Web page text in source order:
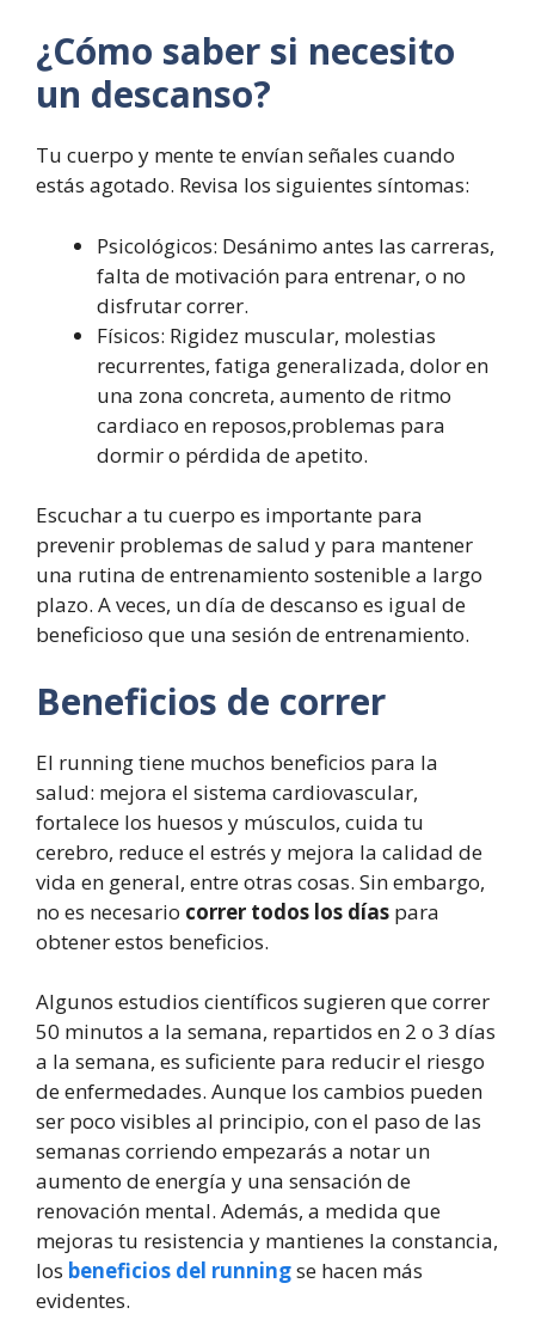
¿Cómo saber si necesito
un descanso?
Tu cuerpo y mente te envían señales cuando
estás agotado. Revisa los siguientes síntomas:
Psicológicos: Desánimo antes las carreras,
falta de motivación para entrenar, o no
disfrutar correr.
Físicos: Rigidez muscular, molestias
recurrentes, fatiga generalizada, dolor en
una zona concreta, aumento de ritmo
cardiaco en reposos,problemas para
dormir o pérdida de apetito.
Escuchar a tu cuerpo es importante para
prevenir problemas de salud y para mantener
una rutina de entrenamiento sostenible a largo
plazo. A veces, un día de descanso es igual de
beneficioso que una sesión de entrenamiento.
Beneficios de correr
El running tiene muchos beneficios para la
salud: mejora el sistema cardiovascular,
fortalece los huesos y músculos, cuida tu
cerebro, reduce el estrés y mejora la calidad de
vida en general, entre otras cosas. Sin embargo,
no es necesario correr todos los días para
obtener estos beneficios.
Algunos estudios científicos sugieren que correr
50 minutos a la semana, repartidos en 2 o 3 días
a la semana, es suficiente para reducir el riesgo
de enfermedades. Aunque los cambios pueden
ser poco visibles al principio, con el paso de las
semanas corriendo empezarás a notar un
aumento de energía y una sensación de
renovación mental. Además, a medida que
mejoras tu resistencia y mantienes la constancia,
los beneficios del runningse hacen más
evidentes.